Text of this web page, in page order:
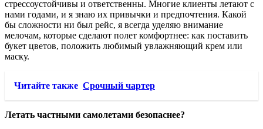
стрессоустойчивы и ответственны. Многие клиенты летают с
нами годами, и я знаю их привычки и предпочтения. Какой
бы сложности ни был рейс, я всегда уделяю внимание
мелочам, которые сделают полет комфортнее: как поставить
букет цветов, положить любимый увлажняющий крем или
маску.
Читайте также Срочный чартер
Летать частными самолетами безопаснее?